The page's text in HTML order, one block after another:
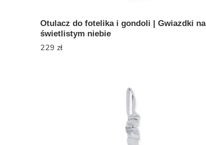
Otulacz do fotelika i gondoli | Gwiazdki na
świetlistym niebie
229 zł